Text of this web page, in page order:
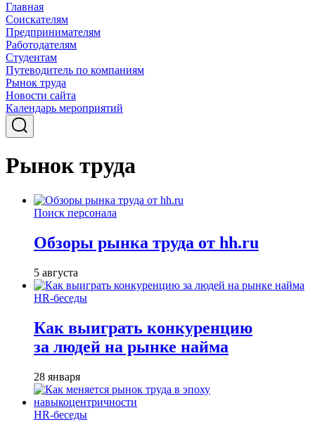
Главная
Соискателям
Предпринимателям
Работодателям
Студентам
Путеводитель по компаниям
Рынок труда
Новости сайта
Календарь мероприятий
Рынок труда
Поиск персонала
Обзоры рынка труда от hh.ru
5 августа
HR-беседы
Как выиграть конкуренцию
за людей на рынке найма
28 января
HR-беседы